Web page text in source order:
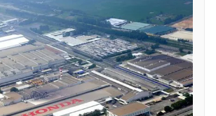
Shorts video
VTV Thể thao
Bất động sản